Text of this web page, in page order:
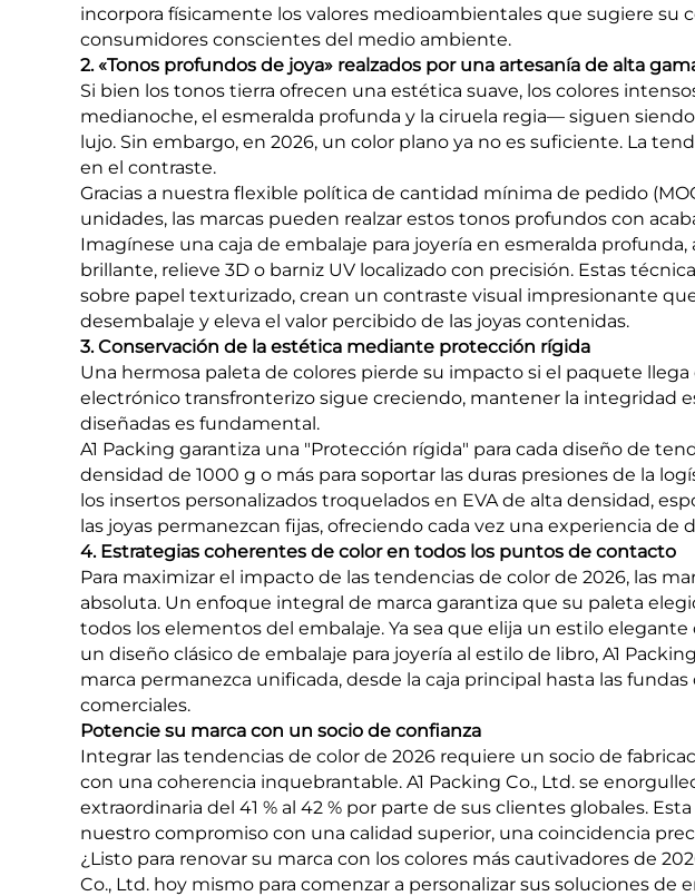
incorpora físicamente los valores medioambientales que sugiere su
consumidores conscientes del medio ambiente.
2. «Tonos profundos de joya» realzados por una artesanía de alta
Si bien los tonos tierra ofrecen una estética suave, los colores
medianoche, el esmeralda profunda y la ciruela regia— siguen
lujo. Sin embargo, en 2026, un color plano ya no es suficiente. La
en el contraste.
Gracias a nuestra flexible política de cantidad mínima de pedido
unidades, las marcas pueden realzar estos tonos profundos con
Imagínese una caja de embalaje para joyería en esmeralda
brillante, relieve 3D o barniz UV localizado con precisión. Estas
sobre papel texturizado, crean un contraste visual impresionante
desembalaje y eleva el valor percibido de las joyas contenidas.
3. Conservación de la estética mediante protección rígida
Una hermosa paleta de colores pierde su impacto si el paquete
electrónico transfronterizo sigue creciendo, mantener la integridad
diseñadas es fundamental.
A1 Packing garantiza una "Protección rígida" para cada diseño de
densidad de 1000 g o más para soportar las duras presiones de la
los insertos personalizados troquelados en EVA de alta densidad,
las joyas permanezcan fijas, ofreciendo cada vez una experiencia de
4. Estrategias coherentes de color en todos los puntos de contacto
Para maximizar el impacto de las tendencias de color de 2026, las
absoluta. Un enfoque integral de marca garantiza que su paleta
todos los elementos del embalaje. Ya sea que elija un estilo
un diseño clásico de embalaje para joyería al estilo de libro, A1
marca permanezca unificada, desde la caja principal hasta las
comerciales.
Potencie su marca con un socio de confianza
Integrar las tendencias de color de 2026 requiere un socio de
con una coherencia inquebrantable. A1 Packing Co., Ltd. se
extraordinaria del 41 % al 42 % por parte de sus clientes globales.
nuestro compromiso con una calidad superior, una coincidencia
¿Listo para renovar su marca con los colores más cautivadores de
Co., Ltd. hoy mismo para comenzar a personalizar sus soluciones de